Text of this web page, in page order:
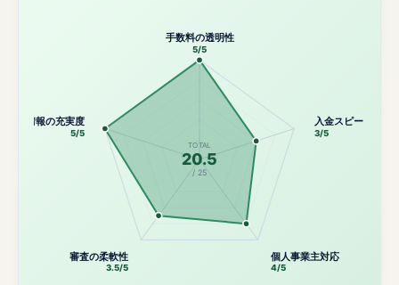
TOTAL
20.5
/ 25
手数料の透明性
5/5
入金スピード
3/5
個人事業主対応
4/5
審査の柔軟性
3.5/5
公開情報の充実度
5/5